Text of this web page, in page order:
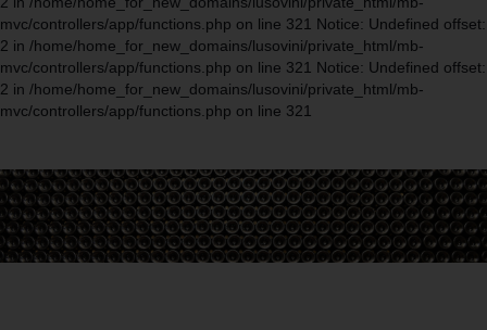
mvc/controllers/app/functions.php on line 321 Notice: Undefined offset:
2 in /home/home_for_new_domains/lusovini/private_html/mb-
mvc/controllers/app/functions.php on line 321 Notice: Undefined offset:
2 in /home/home_for_new_domains/lusovini/private_html/mb-
mvc/controllers/app/functions.php on line 321